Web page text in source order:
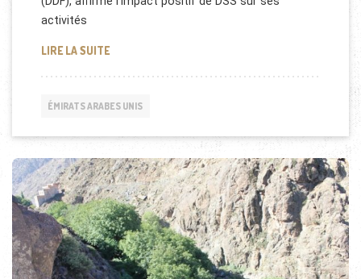
activités
LIRE LA SUITEDUBAI SUMMER SURPRISES (DSS)
ÉMIRATS ARABES UNIS